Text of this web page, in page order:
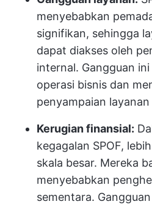
menyebabkan
signifikan, sehingga
dapat diakses oleh
internal. Gangguan
operasi bisnis dan
penyampaian layanan
Kerugian finansial:
kegagalan SPOF,
skala besar. Mereka
menyebabkan
sementara.